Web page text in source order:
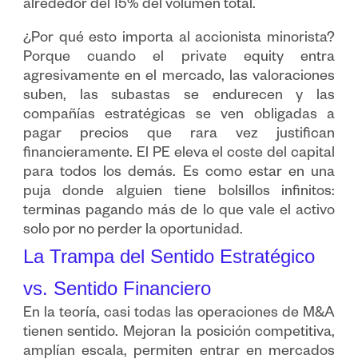
alrededor del 15% del volumen total.
¿Por qué esto importa al accionista minorista?
Porque cuando el private equity entra
agresivamente en el mercado, las valoraciones
suben, las subastas se endurecen y las
compañías estratégicas se ven obligadas a
pagar precios que rara vez justifican
financieramente. El PE eleva el coste del capital
para todos los demás. Es como estar en una
puja donde alguien tiene bolsillos infinitos:
terminas pagando más de lo que vale el activo
solo por no perder la oportunidad.
La Trampa del Sentido Estratégico
vs. Sentido Financiero
En la teoría, casi todas las operaciones de M&A
tienen sentido. Mejoran la posición competitiva,
amplían escala, permiten entrar en mercados